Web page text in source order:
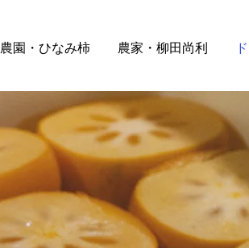
農園・ひなみ柿 農家・柳田尚利